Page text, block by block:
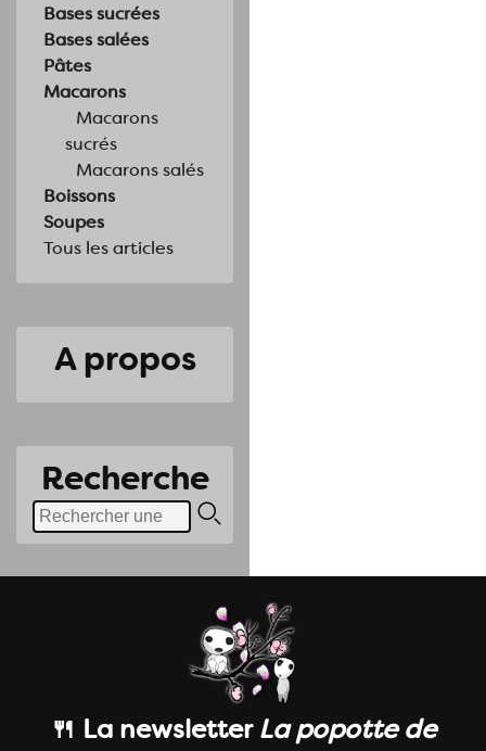
Bases sucrées
Bases salées
Pâtes
Macarons
Macarons
sucrés
Macarons salés
Boissons
Soupes
Tous les articles
A propos
Recherche
🍴 La newsletterLa popotte de